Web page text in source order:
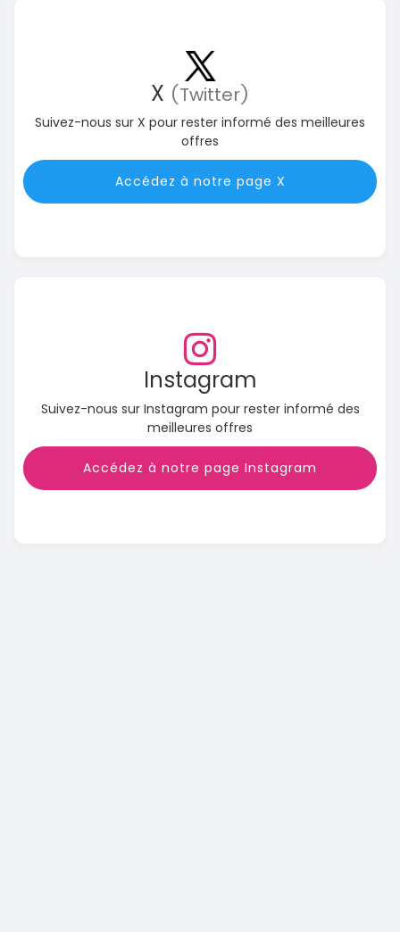
X (Twitter)
Suivez-nous sur X pour rester informé des meilleures
offres
Accédez à notre page X
Instagram
Suivez-nous sur Instagram pour rester informé des
meilleures offres
Accédez à notre page Instagram